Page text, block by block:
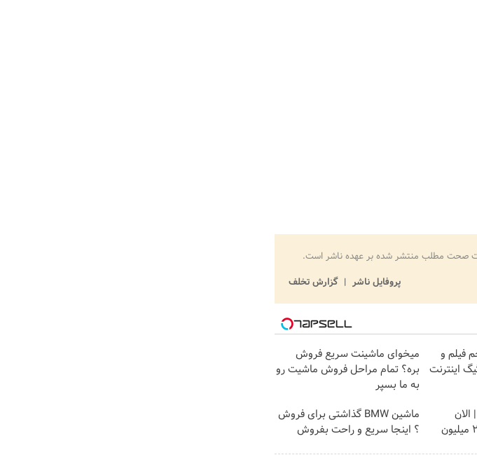
صحت مطلب منتشر شده بر عهده ناشر است.
پروفایل ناشر
گزارش تخلف
فیلم و
ببین !! با 3000گیگ اینترنت
میخوای ماشینت سریع فروش
بره؟ تمام مراحل فروش ماشیت رو
به ما بسپر
وقتشه | اونم فقط با ۲۵ میلیون
ماشین BMW گذاشتی برای فروش
؟ اینجا سریع و راحت بفروش